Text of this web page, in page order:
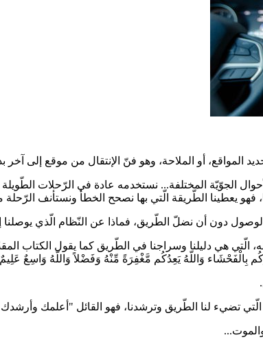
ساعة، وفي كلّ الظّروف والأحوال الجوّيّة المختلفة... نستخدمه
يعطينا الطّريقة الّتي بها نصحح الخطأ ونستأنف الرّحلة
الوصول دون أن نضلّ الطّريق، فماذا عن النّظام الّذي
وَاللّهُ يَعِدُكُم مَّغْفِرَةً مِّنْهُ وَفَضْلاً وَاللّهُ وَاسِعٌ عَلِيمٌ "
تضيء لنا الطّريق وترشدنا، فهو القائل "أعلمك